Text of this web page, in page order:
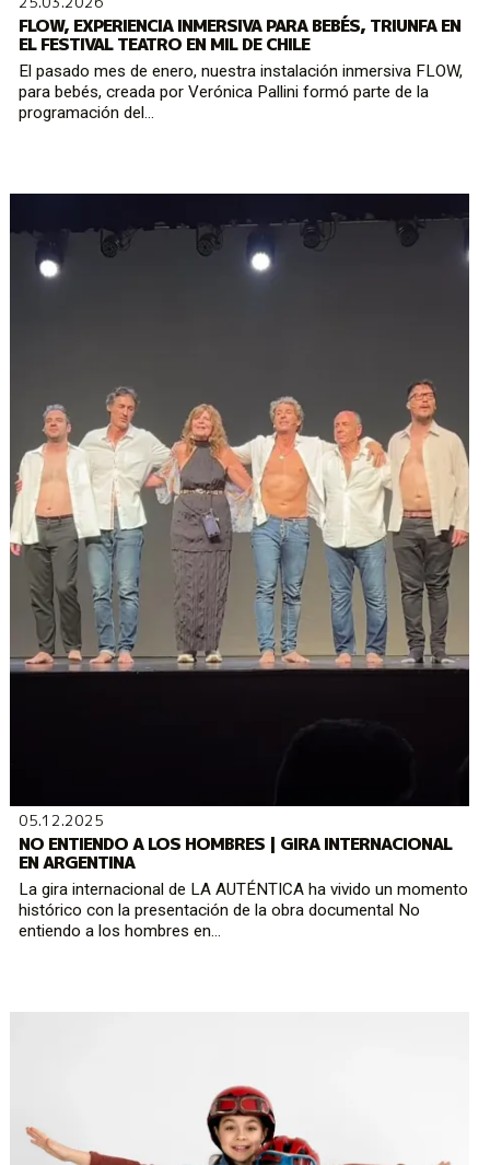
FLOW, EXPERIENCIA INMERSIVA PARA BEBÉS, TRIUNFA EN
EL FESTIVAL TEATRO EN MIL DE CHILE
El pasado mes de enero, nuestra instalación inmersiva FLOW,
para bebés, creada por Verónica Pallini formó parte de la
programación del...
05.12.2025
NO ENTIENDO A LOS HOMBRES | GIRA INTERNACIONAL
EN ARGENTINA
La gira internacional de LA AUTÉNTICA ha vivido un momento
histórico con la presentación de la obra documental No
entiendo a los hombres en...